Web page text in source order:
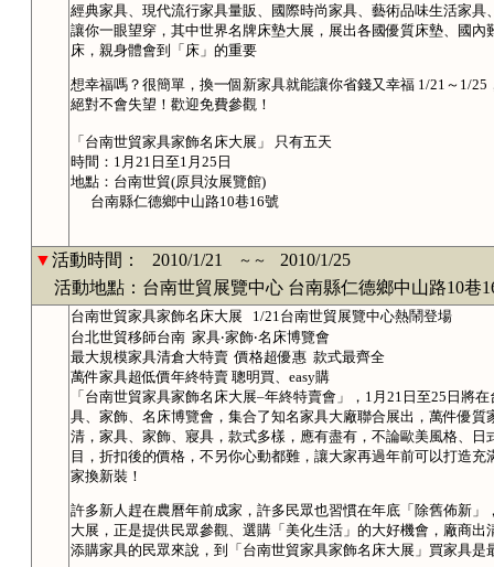
經典家具、現代流行家具量販、國際時尚家具、藝術品味生活家
讓你一眼望穿，其中世界名牌床墊大展，展出各國優質床墊、國
床，親身體會到「床」的重要
想幸福嗎？很簡單，換一個新家具就能讓你省錢又幸福 1/21～1/
絕對不會失望！歡迎免費參觀！
「台南世貿家具家飾名床大展」 只有五天
時間：1月21日至1月25日
地點：台南世貿(原貝汝展覽館)
台南縣仁德鄉中山路10巷16號
▼活動時間： 2010/1/21 ～～
2010/1/25
活動地點：台南世貿展覽中心 台南縣仁德鄉中山路10巷
台南世貿家具家飾名床大展 1/21台南世貿展覽中心熱鬧登場
台北世貿移師台南 家具‧家飾‧名床博覽會
最大規模家具清倉大特賣 價格超優惠 款式最齊全
萬件家具超低價年終特賣 聰明買、easy購
「台南世貿家具家飾名床大展–年終特賣會」，1月21日至25日將
具、家飾、名床博覽會，集合了知名家具大廠聯合展出，萬件優
清，家具、家飾、寢具，款式多樣，應有盡有，不論歐美風格、
目，折扣後的價格，不另你心動都難，讓大家再過年前可以打造
家換新裝！
許多新人趕在農曆年前成家，許多民眾也習慣在年底「除舊佈新
大展，正是提供民眾參觀、選購「美化生活」的大好機會，廠商
添購家具的民眾來說，到「台南世貿家具家飾名床大展」買家具是